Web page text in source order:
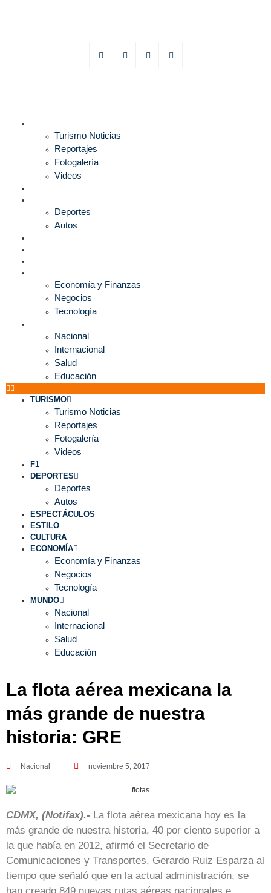
Turismo Noticias
Reportajes
Fotogalería
Videos
Deportes
Autos
Economía y Finanzas
Negocios
Tecnología
Nacional
Internacional
Salud
Educación
TURISMO
Turismo Noticias
Reportajes
Fotogalería
Videos
F1
DEPORTES
Deportes
Autos
ESPECTÁCULOS
ESTILO
CULTURA
ECONOMÍA
Economía y Finanzas
Negocios
Tecnología
MUNDO
Nacional
Internacional
Salud
Educación
La flota aérea mexicana la
más grande de nuestra
historia: GRE
Nacional noviembre 5, 2017
CDMX, (Notifax).- La flota aérea mexicana hoy es la
más grande de nuestra historia, 40 por ciento superior a
la que había en 2012, afirmó el Secretario de
Comunicaciones y Transportes, Gerardo Ruiz Esparza al
tiempo que señaló que en la actual administración, se